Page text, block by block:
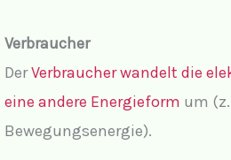
Verbraucher
DerVerbraucher wandelt die
eine andere Energieform um
Bewegungsenergie).